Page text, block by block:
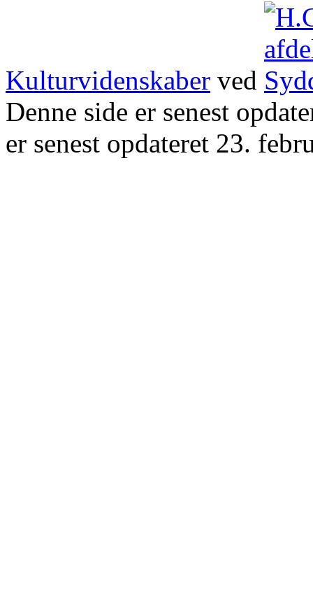
Kulturvidenskaber ved
Denne side er senest
er senest opdateret 23.